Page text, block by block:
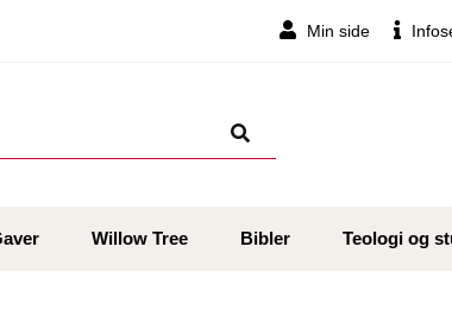
Min side
Willow Tree Bibler Teologi og